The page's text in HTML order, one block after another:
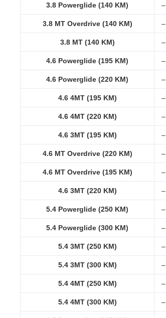
3.8 Powerglide (140 KM) –
3.8 MT Overdrive (140 KM) –
3.8 MT (140 KM) –
4.6 Powerglide (195 KM) –
4.6 Powerglide (220 KM) –
4.6 4MT (195 KM) –
4.6 4MT (220 KM) –
4.6 3MT (195 KM) –
4.6 MT Overdrive (220 KM) –
4.6 MT Overdrive (195 KM) –
4.6 3MT (220 KM) –
5.4 Powerglide (250 KM) –
5.4 Powerglide (300 KM) –
5.4 3MT (250 KM) –
5.4 3MT (300 KM) –
5.4 4MT (250 KM) –
5.4 4MT (300 KM) –